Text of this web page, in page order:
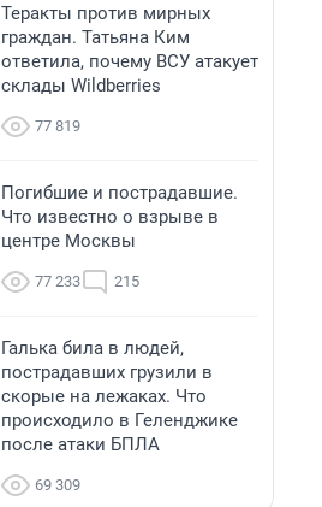
Теракты против мирных
граждан. Татьяна Ким
ответила, почему ВСУ атакует
склады Wildberries
77 819
Погибшие и пострадавшие.
Что известно о взрыве в
центре Москвы
77 233 215
Галька била в людей,
пострадавших грузили в
скорые на лежаках. Что
происходило в Геленджике
после атаки БПЛА
69 309